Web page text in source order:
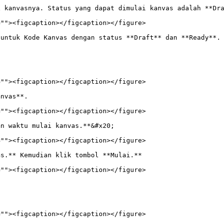
Status yang dapat dimulai kanvas adalah
figcaption></figure>
Kode Kanvas dengan status **Draft** dan **Ready**.
figcaption></figure>
figcaption></figure>
mulai kanvas.**&#x20;
figcaption></figure>
Kemudian klik tombol **Mulai.**
figcaption></figure>
figcaption></figure>